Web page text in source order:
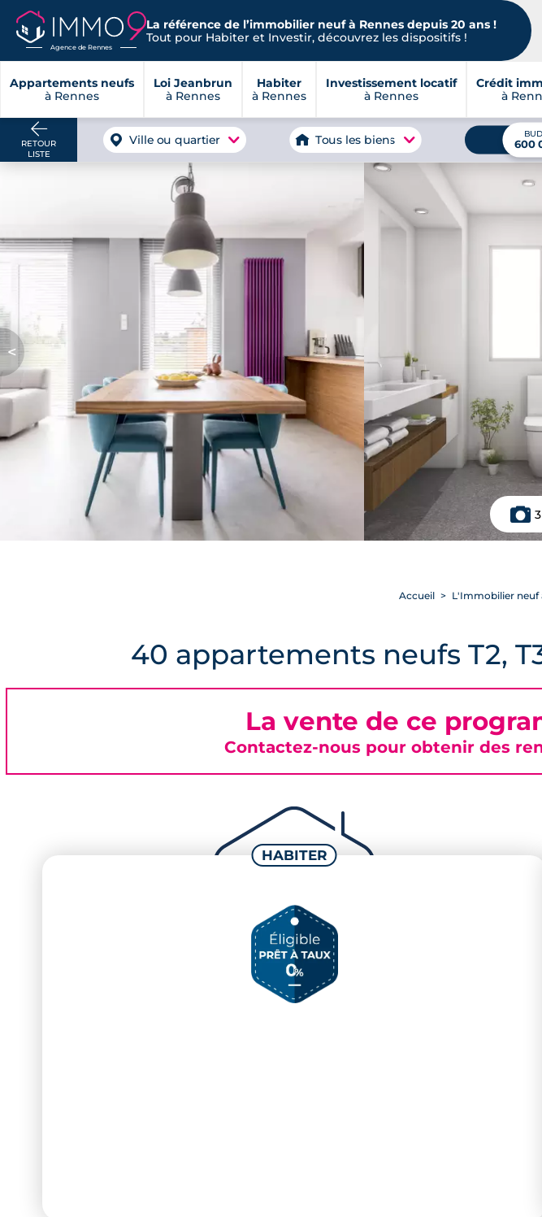
Agence de Rennes
La référence de l’immobilier neuf à Rennes depuis 20 ans !
Tout pour Habiter et Investir, découvrez les dispositifs !
Appartements neufs
à Rennes
Loi Jeanbrun
à Rennes
Habiter
à Rennes
Investissement locatif
à Rennes
Crédit
à
RETOUR
LISTE
Ville ou quartier Tous les biens 600
<
Accueil L'Immobilier neuf
40 appartements neufs T2,
La vente de ce
Contactez-nous pour obtenir des